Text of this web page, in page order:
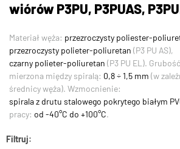
wiórów P3PU, P3PUAS,
Materiał węża: przezroczysty poliester-
przezroczysty polieter-poliuretan (P3 PU AS),
czarny polieter-poliuretan (P3 PU EL).
mierzona między spiralą: 0,8 ÷ 1,5 mm (w
średnicy węża). Wzmocnienie:
spirala z drutu stalowego pokrytego białym
pracy: od -40°C do +100°C.
Filtruj: